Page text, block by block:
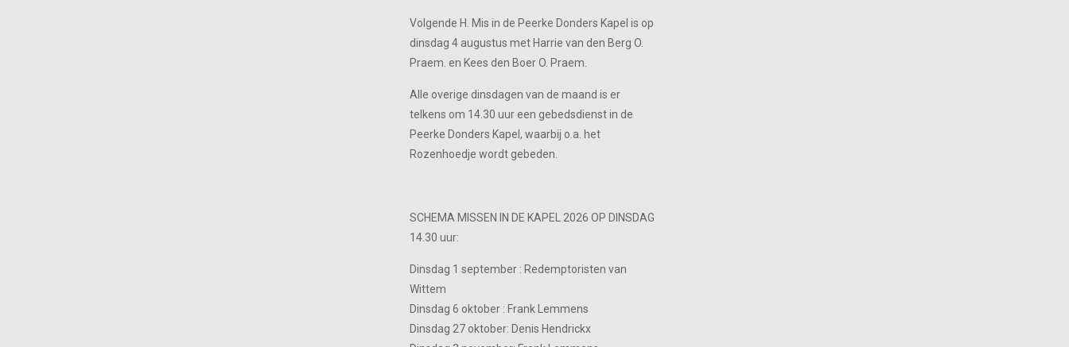
Volgende H. Mis in de Peerke Donders Kapel is op
dinsdag 4 augustus met Harrie van den Berg O.
Praem. en Kees den Boer O. Praem.
Alle overige dinsdagen van de maand is er
telkens om 14.30 uur een gebedsdienst in de
Peerke Donders Kapel, waarbij o.a. het
Rozenhoedje wordt gebeden.
SCHEMA MISSEN IN DE KAPEL 2026 OP DINSDAG
14.30 uur:
Dinsdag 1 september : Redemptoristen van
Wittem
Dinsdag 6 oktober : Frank Lemmens
Dinsdag 27 oktober: Denis Hendrickx